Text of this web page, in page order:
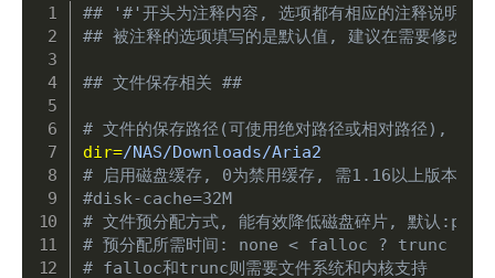
## '#'开头为注释内容, 选项都有相应的注释说明,
## 被注释的选项填写的是默认值, 建议在需要修改时
## 文件保存相关 ##
# 文件的保存路径(可使用绝对路径或相对路径), 默
dir=
# 启用磁盘缓存, 0为禁用缓存, 需1.16以上版本,
#disk-cache=32M
# 文件预分配方式, 能有效降低磁盘碎片, 默认
# 预分配所需时间: none < falloc ? trunc <
# falloc和trunc则需要文件系统和内核支持
Copy